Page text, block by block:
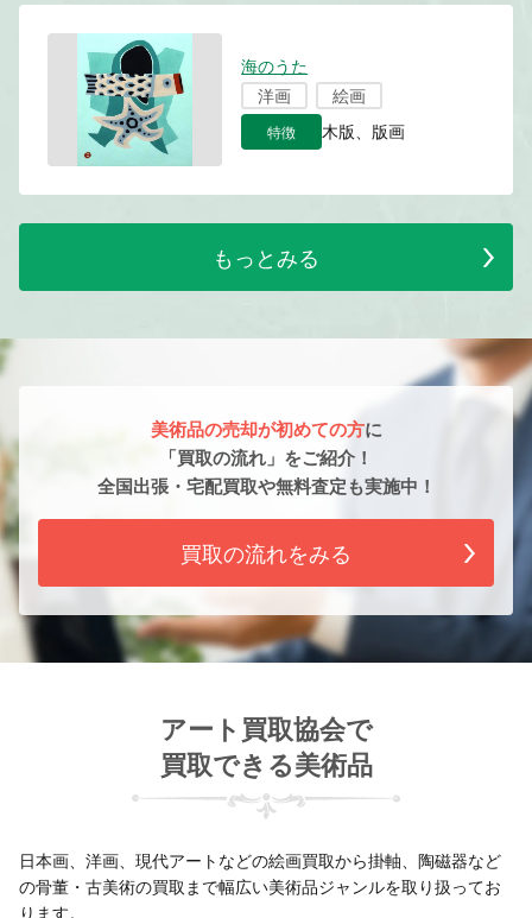
海のうた
洋画
絵画
特徴 木版、版画
もっとみる
美術品の売却が初めての方に
「買取の流れ」をご紹介！
全国出張・宅配買取や無料査定も実施中！
買取の流れをみる
アート買取協会で
買取できる美術品
日本画、洋画、現代アートなどの絵画買取から掛軸、陶磁器など
の骨董・古美術の買取まで幅広い美術品ジャンルを取り扱ってお
ります。